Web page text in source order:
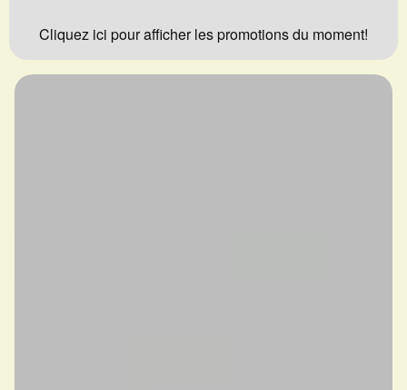
Cliquez ici pour afficher les promotions du moment!